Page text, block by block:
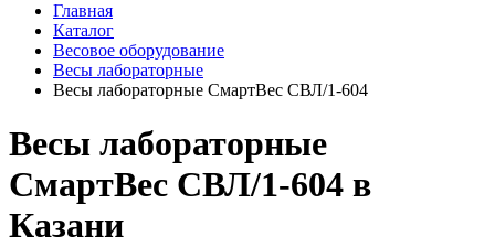
Главная
Каталог
Весовое оборудование
Весы лабораторные
Весы лабораторные СмартВес СВЛ/1-604
Весы лабораторные
СмартВес СВЛ/1-604 в
Казани